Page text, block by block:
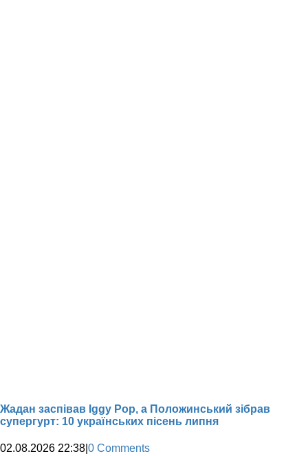
Жадан заспівав Iggy Pop, а Положинський зібрав
супергурт: 10 українських пісень липня
02.08.2026 22:38 0 Comments